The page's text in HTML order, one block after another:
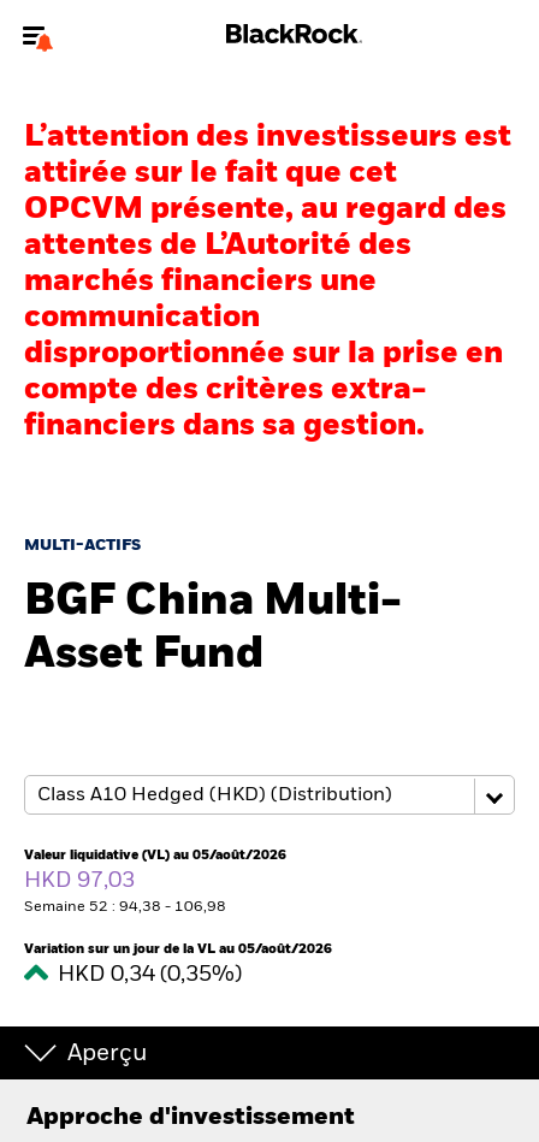
Pour accéder directement à un autre site BlackRock, veuillez mettre à
jourvotre type d'utilisateur
Nous connaître
Produits
Thèmes
Education
France
BlackRock
Notre société
L’attention des investisseurs est
attirée sur le fait que cet
OPCVM présente, au regard des
attentes de L’Autorité des
marchés financiers une
communication
disproportionnée sur la prise en
compte des critères extra-
financiers dans sa gestion.
MULTI-ACTIFS
BGF China Multi-
Asset Fund
Valeur liquidative (VL) au 05/août/2026
HKD 97,03
Semaine 52 : 94,38 - 106,98
Variation sur un jour de la VL au 05/août/2026
HKD 0,34 (0,35%)
Aperçu
Approche d'investissement